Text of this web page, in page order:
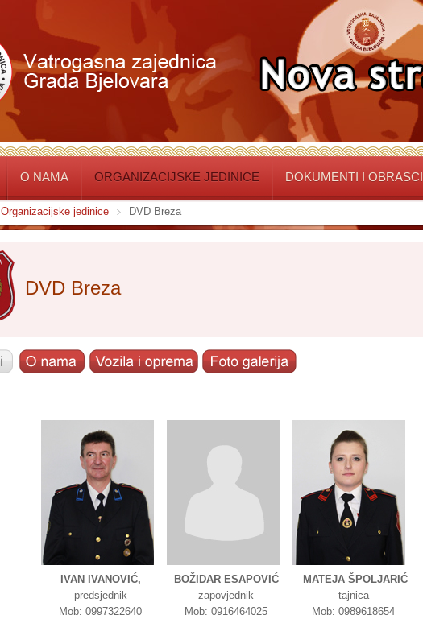
O NAMA ORGANIZACIJSKE JEDINICE DOKUMENTI I OBRASCI
Organizacijske jedinice DVD Breza
DVD Breza
IVAN IVANOVIĆ,
predsjednik
Mob: 0997322640
BOŽIDAR ESAPOVIĆ
zapovjednik
Mob: 0916464025
MATEJA ŠPOLJARIĆ
tajnica
Mob: 0989618654